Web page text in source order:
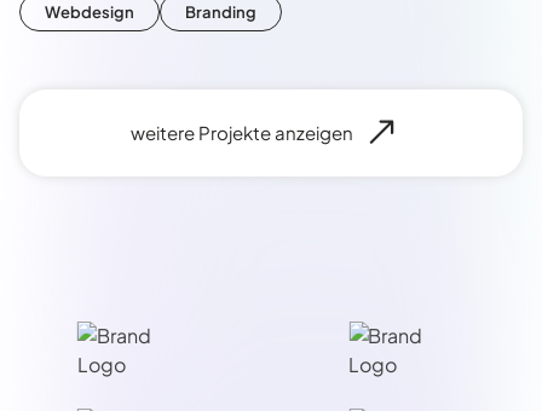
Webdesign Branding
weitere Projekte anzeigen